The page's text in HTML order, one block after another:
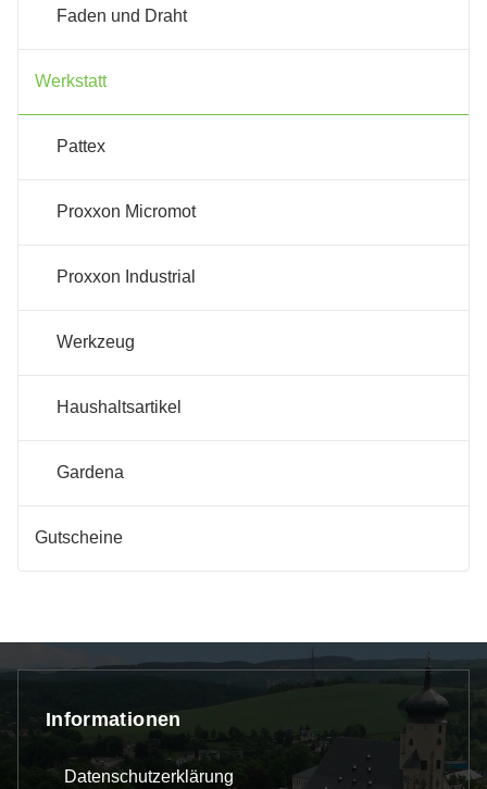
Faden und Draht
Werkstatt
Pattex
Proxxon Micromot
Proxxon Industrial
Werkzeug
Haushaltsartikel
Gardena
Gutscheine
Informationen
Datenschutzerklärung